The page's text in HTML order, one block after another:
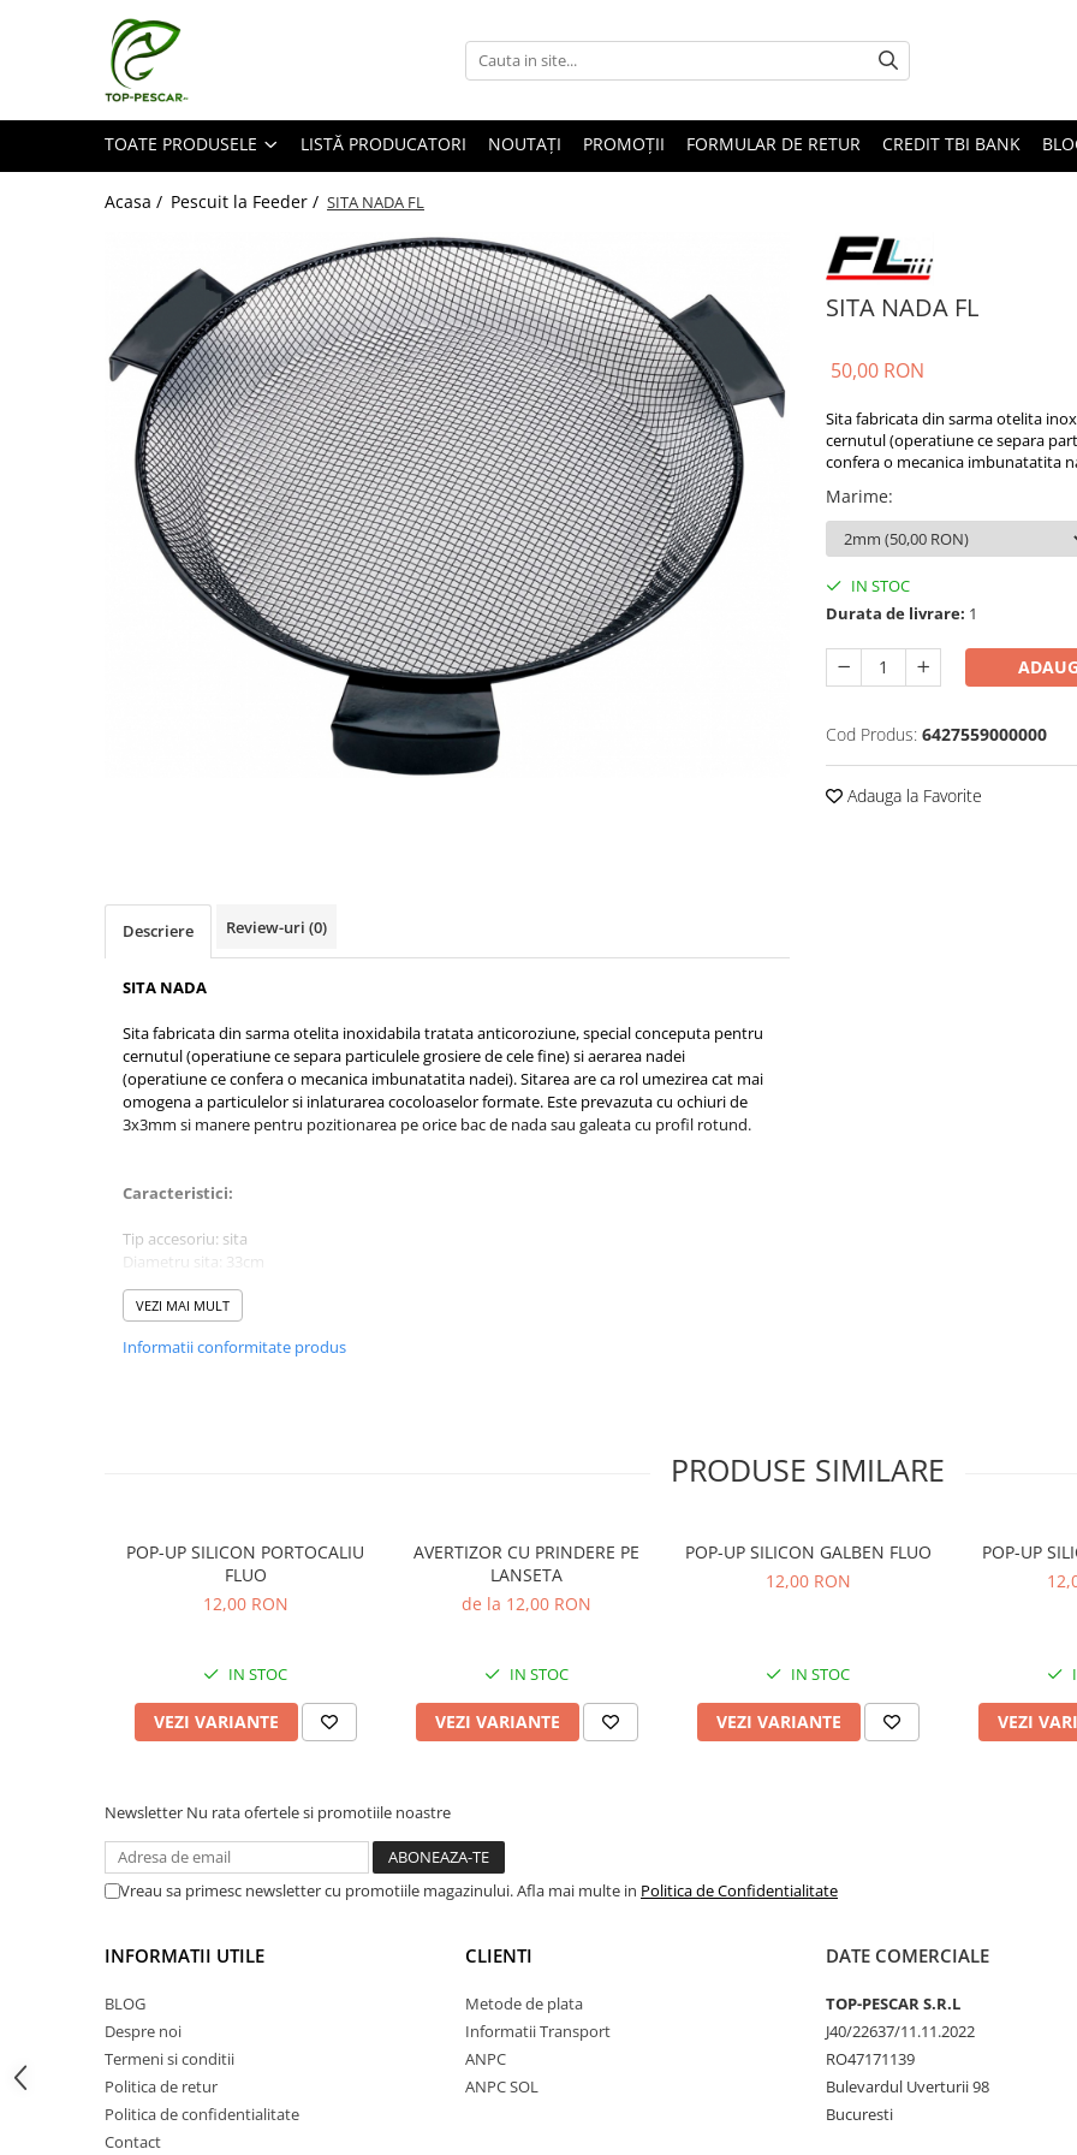
Toate Produsele
Lansete crap
Nadă și momeală
Momeală cârlig crap
Monturi crap
Accesorii monturi
Accesorii diverse
Vartej pescuit
Agrafe pescuit
Opritoare pescuit
Foarfeca pescuit
Tub antitangle
Pescuit la Feeder
Echipament de bază
Lansete feeder
Matriță method feeder
Momeală cârlig feeder
Alune tigrate
Semnalizare și suport
Suport feeder
Accesorii diverse
Vartej pescuit
Agrafe pescuit
Rig pescuit
Opritoare pescuit
TOATE PRODUSELE LISTĂ PRODUCATORI NOUTAȚI PROMOȚII FORMULAR DE RETUR CREDIT TBI BANK
Acasa / Pescuit la Feeder / SITA NADA FL
SITA NADA FL
50,00 RON
Sita fabricata din sarma otelita
cernutul (operatiune ce separa
confera o mecanica imbunatatita
Marime:
IN STOC
Durata de livrare: 1
Cod Produs: 6427559000000
Adauga la Favorite
Descriere Review-uri (0)
SITA NADA
Sita fabricata din sarma otelita inoxidabila tratata anticoroziune, special conceputa pentru
cernutul (operatiune ce separa particulele grosiere de cele fine) si aerarea nadei
(operatiune ce confera o mecanica imbunatatita nadei). Sitarea are ca rol umezirea cat mai
omogena a particulelor si inlaturarea cocoloaselor formate. Este prevazuta cu ochiuri de
3x3mm si manere pentru pozitionarea pe orice bac de nada sau galeata cu profil rotund.
Caracteristici:
Tip accesoriu: sita
Diametru sita: 33cm
Diametru ochiuri: 2 / 3 / 4mm
Material: sarma otelita
Ideala pentru aerarea nadei
VEZI MAI MULT
Informatii conformitate produs
PRODUSE SIMILARE
POP-UP SILICON PORTOCALIU
FLUO
12,00 RON
IN STOC
VEZI VARIANTE
AVERTIZOR CU PRINDERE PE
LANSETA
de la 12,00 RON
IN STOC
VEZI VARIANTE
POP-UP SILICON GALBEN FLUO
12,00 RON
IN STOC
VEZI VARIANTE VEZI
Newsletter Nu rata ofertele si promotiile noastre
Vreau sa primesc newsletter cu promotiile magazinului. Afla mai multe in Politica de Confidentialitate
INFORMATII UTILE
BLOG
Despre noi
Termeni si conditii
Politica de retur
Politica de confidentialitate
Contact
CLIENTI
Metode de plata
Informatii Transport
ANPC
ANPC SOL
DATE COMERCIALE
TOP-PESCAR S.R.L
J40/22637/11.11.2022
RO47171139
Bulevardul Uverturii 98
Bucuresti